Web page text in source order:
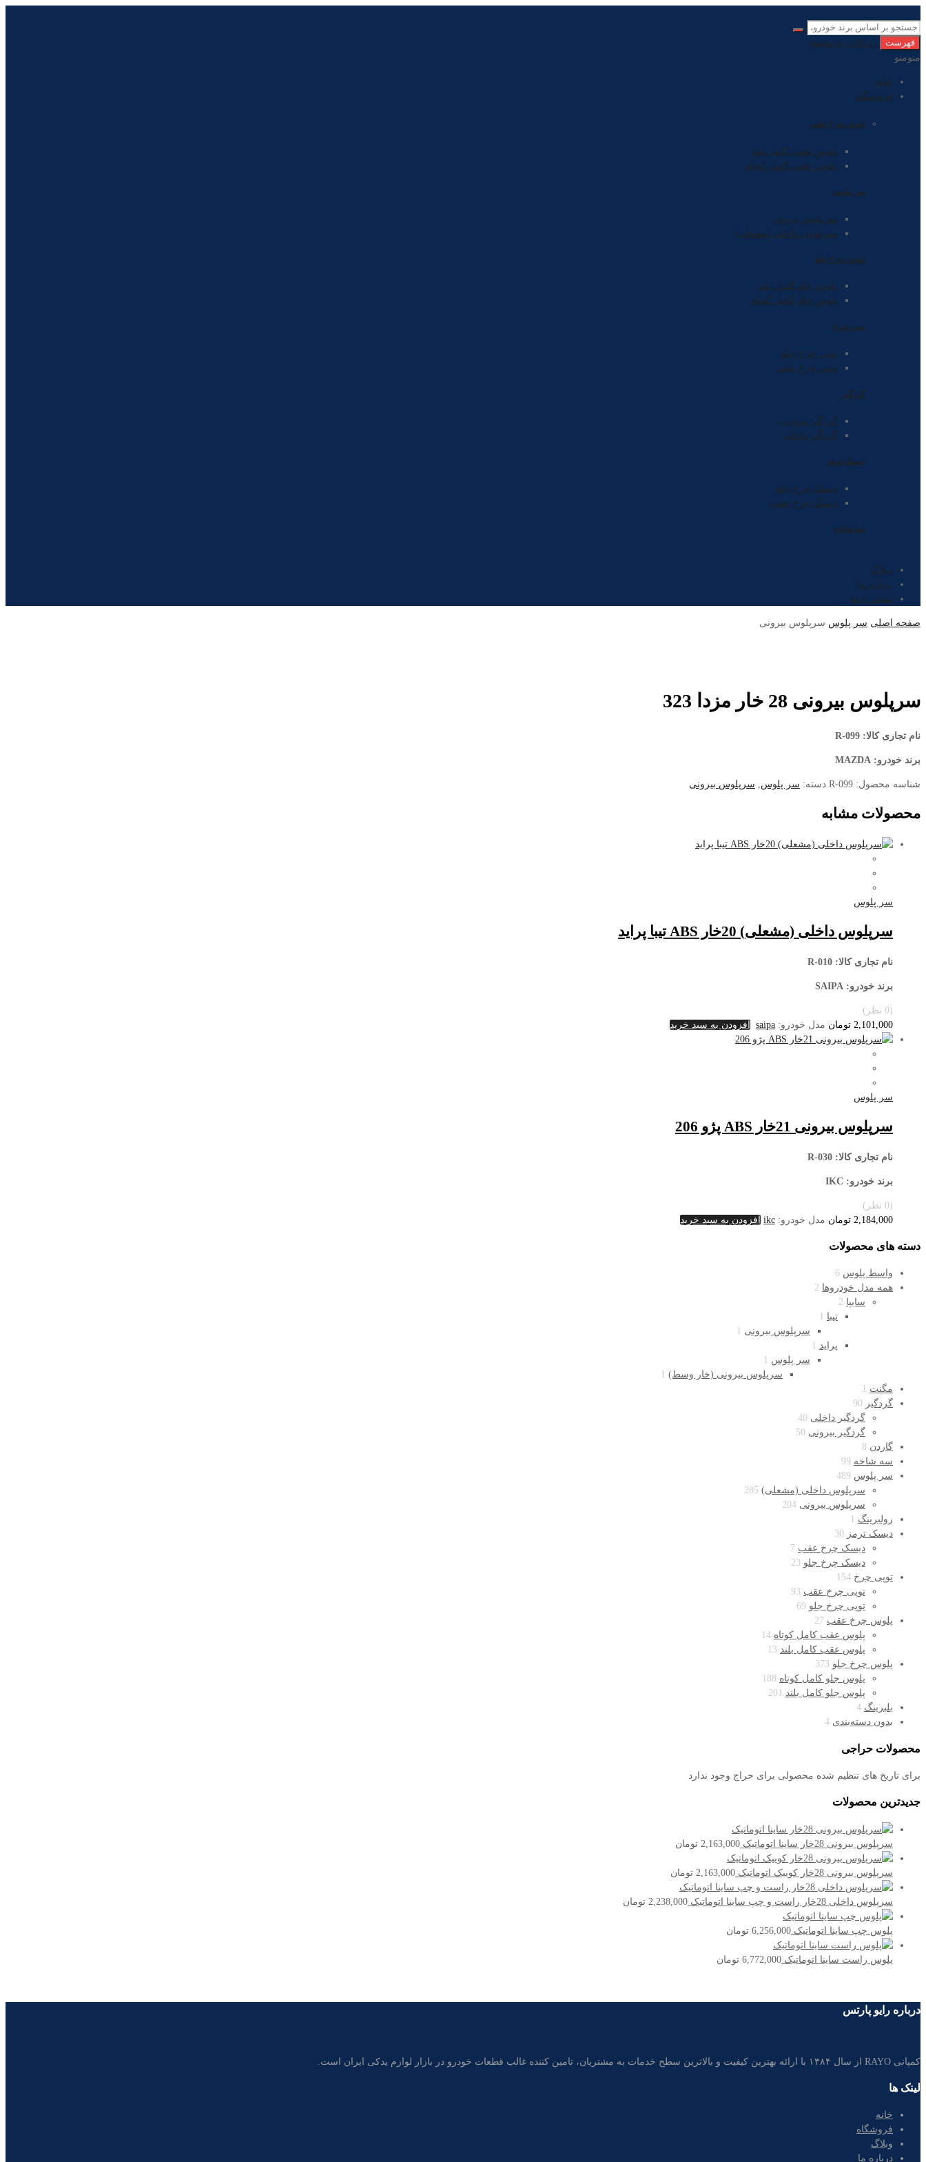
فهرست
رد دادن به نوشته
منومنو
خانه
فروشگاه
پلوس چرخ عقب
پلوس عقب کامل بلند
پلوس عقب کامل کوتاه
سر پلوس
سرپلوس بیرونی
سرپلوس داخلی (مشعلی)
پلوس چرخ جلو
پلوس جلو کامل بلند
پلوس جلو کامل کوتاه
توپی چرخ
توپی چرخ جلو
توپی چرخ عقب
گردگیر
گردگیر بیرونی
گردگیر داخلی
دیسک ترمز
دیسک چرخ جلو
دیسک چرخ عقب
سه شاخه
وبلاگ
درباره ما
تماس با ما
صفحه اصلی سر پلوس سرپلوس بیرونی
سرپلوس بیرونی 28 خار مزدا 323
نام تجاری کالا: R-099
برند خودرو: MAZDA
شناسه محصول: R-099 دسته: سر پلوس سرپلوس بیرونی
محصولات مشابه
سر پلوس
سرپلوس داخلی (مشعلی) 20خار ABS تیبا پراید
نام تجاری کالا: R-010
برند خودرو: SAIPA
(0 نظر)
2,101,000 تومان مدل خودرو: saipa افزودن به سبد خرید
سر پلوس
سرپلوس بیرونی 21خار ABS پژو 206
نام تجاری کالا: R-030
برند خودرو: IKC
(0 نظر)
2,184,000 تومان مدل خودرو: ikc افزودن به سبد خرید
دسته های محصولات
واسط پلوس 6
همه مدل خودروها 2
سایپا 2
تیبا 1
سرپلوس بیرونی 1
پراید 1
سر پلوس 1
سرپلوس بیرونی (خار وسط) 1
مگنت 1
گردگیر 90
گردگیر داخلی 40
گردگیر بیرونی 50
گاردن 8
سه شاخه 99
سر پلوس 489
سرپلوس داخلی (مشعلی) 285
سرپلوس بیرونی 204
رولبرینگ 1
دیسک ترمز 30
دیسک چرخ عقب 7
دیسک چرخ جلو 23
توپی چرخ 154
توپی چرخ عقب 93
توپی چرخ جلو 69
پلوس چرخ عقب 27
پلوس عقب کامل کوتاه 14
پلوس عقب کامل بلند 13
پلوس چرخ جلو 373
پلوس جلو کامل کوتاه 188
پلوس جلو کامل بلند 201
بلبرینگ 4
بدون دسته‌بندی 4
محصولات حراجی
برای تاریخ های تنظیم شده محصولی برای حراج وجود ندارد
جدیدترین محصولات
سرپلوس بیرونی 28خار ساینا اتوماتیک 2,163,000 تومان
سرپلوس بیرونی 28خار کوییک اتوماتیک 2,163,000 تومان
سرپلوس داخلی 28خار راست و چپ ساینا اتوماتیک 2,238,000 تومان
پلوس چپ ساینا اتوماتیک 6,256,000 تومان
پلوس راست ساینا اتوماتیک 6,772,000 تومان
درباره رایو پارتس
کمپانی RAYO از سال ۱۳۸۴ با ارائه بهترین کیفیت و بالاترین سطح خدمات به مشتریان، تامین کننده غالب قطعات خودرو در بازار لوازم یدکی ایران است.
لینک ها
خانه
فروشگاه
وبلاگ
درباره ما